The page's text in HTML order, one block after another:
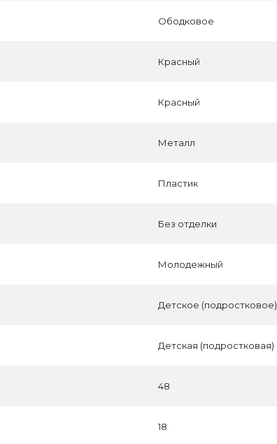
Ободковое
Красный
Красный
Металл
Пластик
Без отделки
Молодежный
Детское (подростковое)
Детская (подростковая)
48
18